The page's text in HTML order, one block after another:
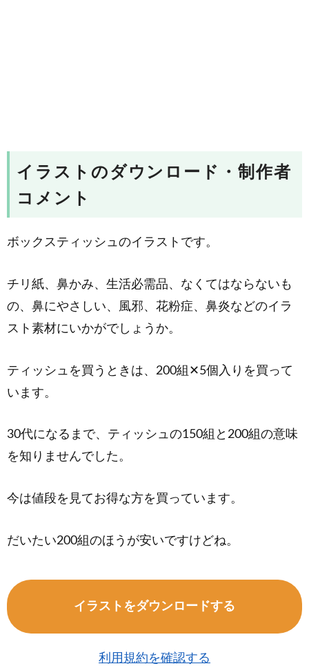
イラストのダウンロード・制作者
コメント
ボックスティッシュのイラストです。
チリ紙、鼻かみ、生活必需品、なくてはならないも
の、鼻にやさしい、風邪、花粉症、鼻炎などのイラ
スト素材にいかがでしょうか。
ティッシュを買うときは、200組✕5個入りを買って
います。
30代になるまで、ティッシュの150組と200組の意味
を知りませんでした。
今は値段を見てお得な方を買っています。
だいたい200組のほうが安いですけどね。
イラストをダウンロードする
利用規約を確認する